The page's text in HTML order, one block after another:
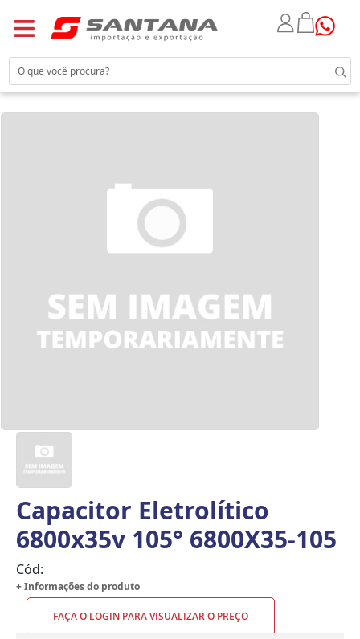
Capacitor Eletrolítico
6800x35v 105° 6800X35-105
Cód:
+ Informações do produto
FAÇA O LOGIN PARA VISUALIZAR O PREÇO